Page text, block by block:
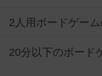
2人用ボードゲー
20分以下のボード